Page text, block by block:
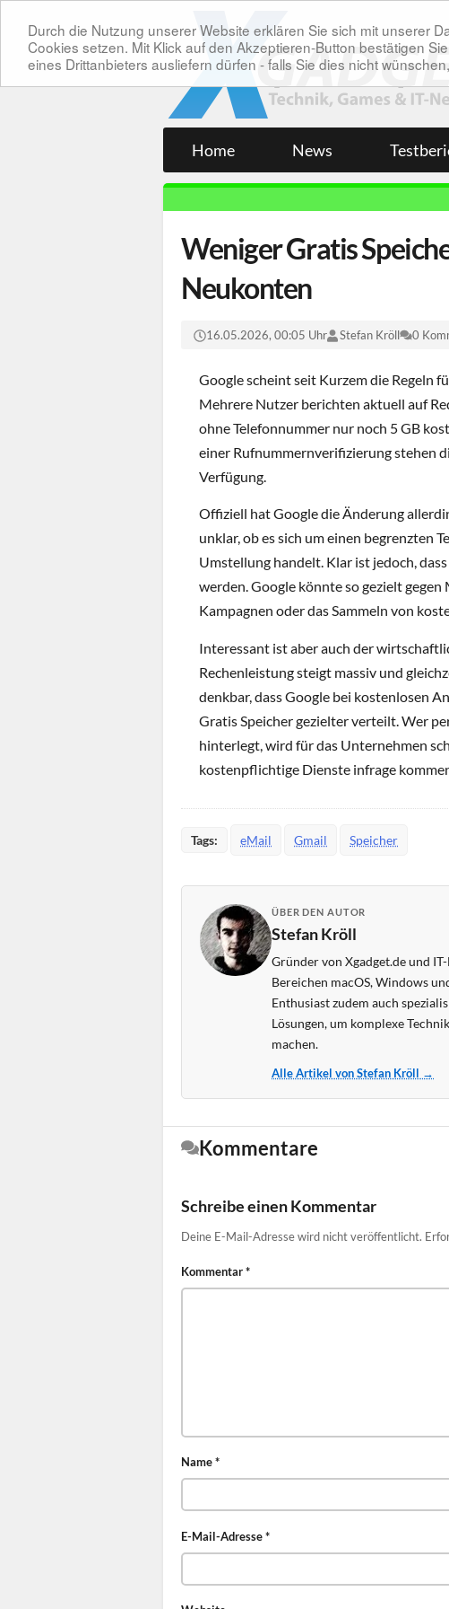
Durch die Nutzung unserer Website erklären Sie sich mit unserer
Cookies setzen. Mit Klick auf den Akzeptieren-Button bestätigen
eines Drittanbieters ausliefern dürfen - falls Sie dies nicht
Home News
Weniger Gratis
Neukonten
16.05.2026, 00:05 Uhr Stefan Kröll 0
Google scheint seit Kurzem die Regeln
Mehrere Nutzer berichten aktuell auf
ohne Telefonnummer nur noch 5 GB
einer Rufnummernverifizierung stehen
Verfügung.
Offiziell hat Google die Änderung
unklar, ob es sich um einen begrenzten
Umstellung handelt. Klar ist jedoch,
werden. Google könnte so gezielt
Kampagnen oder das Sammeln von
Interessant ist aber auch der
Rechenleistung steigt massiv und
denkbar, dass Google bei kostenlosen
Gratis Speicher gezielter verteilt. Wer
hinterlegt, wird für das Unternehmen
kostenpflichtige Dienste infrage
Tags: eMail Gmail Speicher
ÜBER DEN AUTOR
Stefan Kröll
Gründer von Xgadget.de und
Bereichen macOS, Windows
Enthusiast zudem auch
Lösungen, um komplexe
machen.
Alle Artikel von Stefan Kröll →
Kommentare
Schreibe einen Kommentar
Deine E-Mail-Adresse wird nicht veröffentlicht.
Kommentar*
Name*
E-Mail-Adresse*